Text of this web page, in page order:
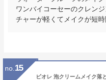
ワンバイコーセーのクレン
チャーが軽くてメイクが短時
no. 15